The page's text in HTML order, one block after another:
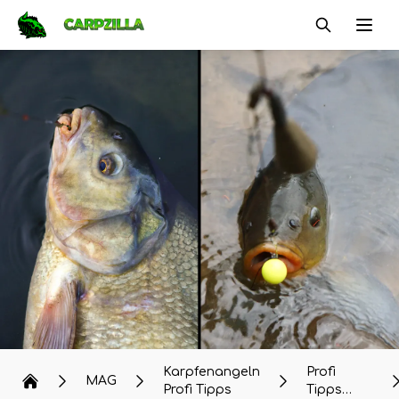
Carpzilla
MAG
Karpfenangeln
Profi Tipps
Profi
Tipps